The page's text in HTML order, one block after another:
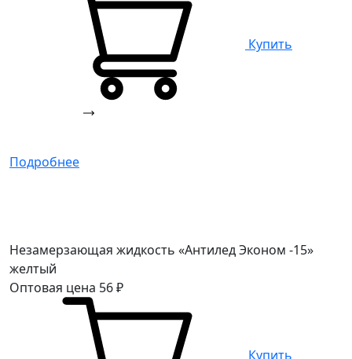
Купить
Подробнее
Незамерзающая жидкость «Антилед Эконом -15»
желтый
Оптовая цена 56₽
Купить